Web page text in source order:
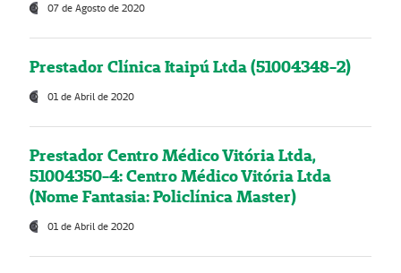
07 de Agosto de 2020
Prestador Clínica Itaipú Ltda (51004348-2)
01 de Abril de 2020
Prestador Centro Médico Vitória Ltda,
51004350-4: Centro Médico Vitória Ltda
(Nome Fantasia: Policlínica Master)
01 de Abril de 2020